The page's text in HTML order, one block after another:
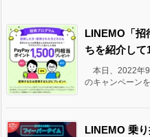
LINEMO「招
ちを紹介して
本日、2022年9
のキャンペーン
LINEMO 乗